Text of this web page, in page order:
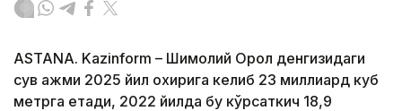
ASTANA. Kazinform – Шимолий Орол денгизидаги
сув ҳажми 2025 йил охирига келиб 23 миллиард куб
метрга етади, 2022 йилда бу кўрсаткич 18,9